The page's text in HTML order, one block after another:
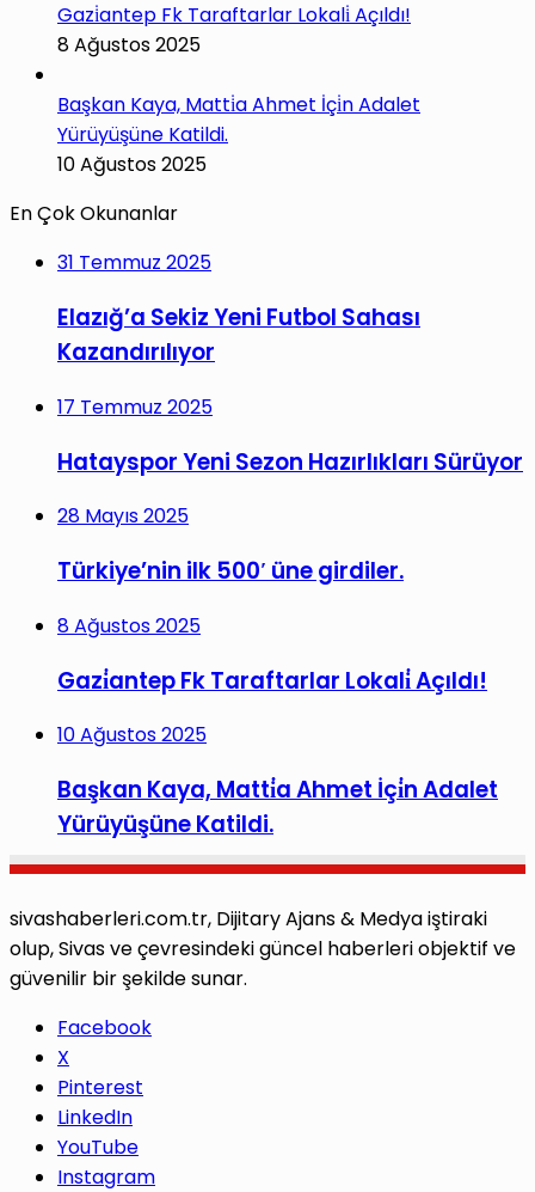
Gazi̇antep Fk Taraftarlar Lokali̇ Açıldı!
8 Ağustos 2025
Başkan Kaya, Matti̇a Ahmet İçi̇n Adalet
Yürüyüşüne Katildi.
10 Ağustos 2025
En Çok Okunanlar
31 Temmuz 2025
Elazığ’a Sekiz Yeni Futbol Sahası
Kazandırılıyor
17 Temmuz 2025
Hatayspor Yeni Sezon Hazırlıkları Sürüyor
28 Mayıs 2025
Türkiye’nin ilk 500′ üne girdiler.
8 Ağustos 2025
Gazi̇antep Fk Taraftarlar Lokali̇ Açıldı!
10 Ağustos 2025
Başkan Kaya, Matti̇a Ahmet İçi̇n Adalet
Yürüyüşüne Katildi.
sivashaberleri.com.tr, Dijitary Ajans & Medya iştiraki
olup, Sivas ve çevresindeki güncel haberleri objektif ve
güvenilir bir şekilde sunar.
Facebook
X
Pinterest
LinkedIn
YouTube
Instagram